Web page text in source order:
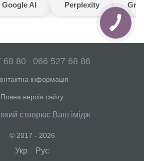
Google AI Perplexity
68 80 066 527 68 86
інформація
Повна версія сайту
створює Ваш імідж
© 2017 - 2026
Укр Рус